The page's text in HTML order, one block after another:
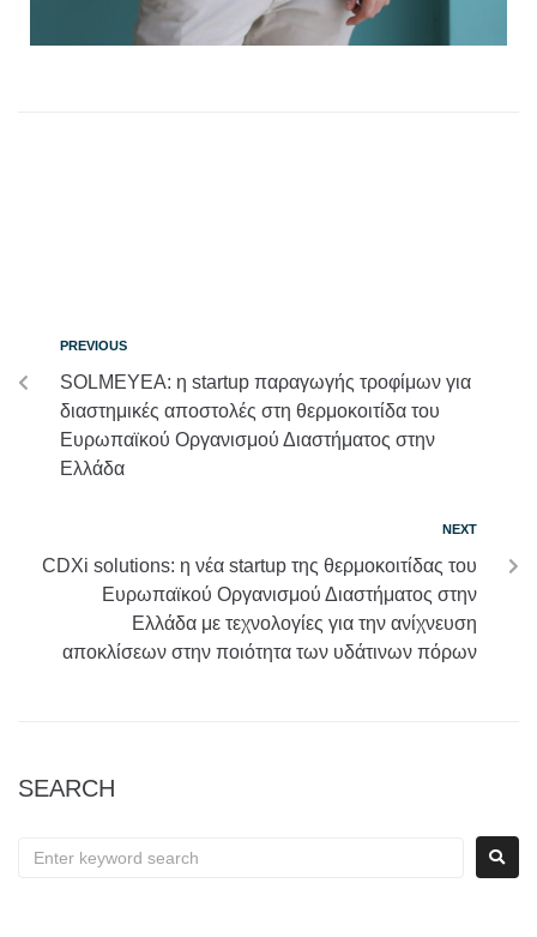
PREVIOUS
SOLMEYEA: η startup παραγωγής τροφίμων για
διαστημικές αποστολές στη θερμοκοιτίδα του
Ευρωπαϊκού Οργανισμού Διαστήματος στην
Ελλάδα
NEXT
CDXi solutions: η νέα startup της θερμοκοιτίδας του
Ευρωπαϊκού Οργανισμού Διαστήματος στην
Ελλάδα με τεχνολογίες για την ανίχνευση
αποκλίσεων στην ποιότητα των υδάτινων πόρων
SEARCH